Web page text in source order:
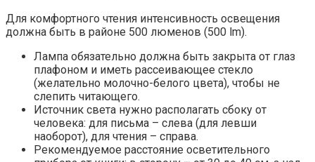
Для комфортного чтения интенсивность освещения
должна быть в районе 500 люменов (500 lm).
Лампа обязательно должна быть закрыта от глаз
плафоном и иметь рассеивающее стекло
(желательно молочно-белого цвета), чтобы не
слепить читающего.
Источник света нужно располагать сбоку от
человека: для письма – слева (для левши
наоборот), для чтения – справа.
Рекомендуемое расстояние осветительного